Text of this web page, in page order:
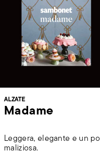
ALZATE
Madame
Leggera, elegante e un
maliziosa.